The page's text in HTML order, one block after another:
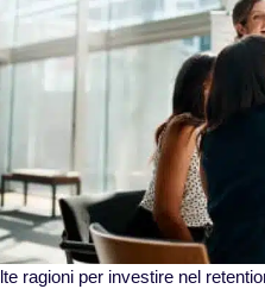
ragioni per investire nel